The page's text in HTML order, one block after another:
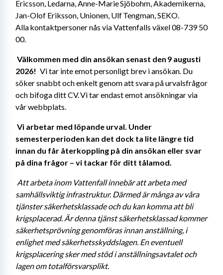
Ericsson, Ledarna, Anne-Marie Sjöbohm, Akademikerna,
Jan-Olof Eriksson, Unionen, Ulf Tengman, SEKO.
Alla kontaktpersoner nås via Vattenfalls växel 08-739 50
00.
Välkommen med din ansökan senast den 9 augusti
2026! Vi tar inte emot personligt brev i ansökan. Du
söker snabbt och enkelt genom att svara på urvalsfrågor
och bifoga ditt CV. Vi tar endast emot ansökningar via
vår webbplats.
Vi arbetar med löpande urval. Under
semesterperioden kan det dock ta lite längre tid
innan du får återkoppling på din ansökan eller svar
på dina frågor – vi tackar för ditt tålamod.
Att arbeta inom Vattenfall innebär att arbeta med
samhällsviktig infrastruktur. Därmed är många av våra
tjänster säkerhetsklassade och du kan komma att bli
krigsplacerad. Är denna tjänst säkerhetsklassad kommer
säkerhetsprövning genomföras innan anställning, i
enlighet med säkerhetsskyddslagen. En eventuell
krigsplacering sker med stöd i anställningsavtalet och
lagen om totalförsvarsplikt.